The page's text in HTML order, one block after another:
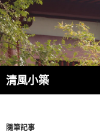
清風小築
搜
尋
容
隨筆記事